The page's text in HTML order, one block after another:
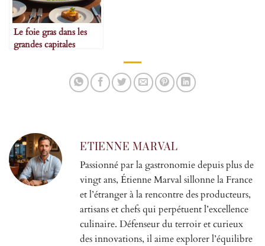
Le foie gras dans les
grandes capitales
ETIENNE MARVAL
Passionné par la gastronomie depuis plus de
vingt ans, Étienne Marval sillonne la France
et l’étranger à la rencontre des producteurs,
artisans et chefs qui perpétuent l’excellence
culinaire. Défenseur du terroir et curieux
des innovations, il aime explorer l’équilibre